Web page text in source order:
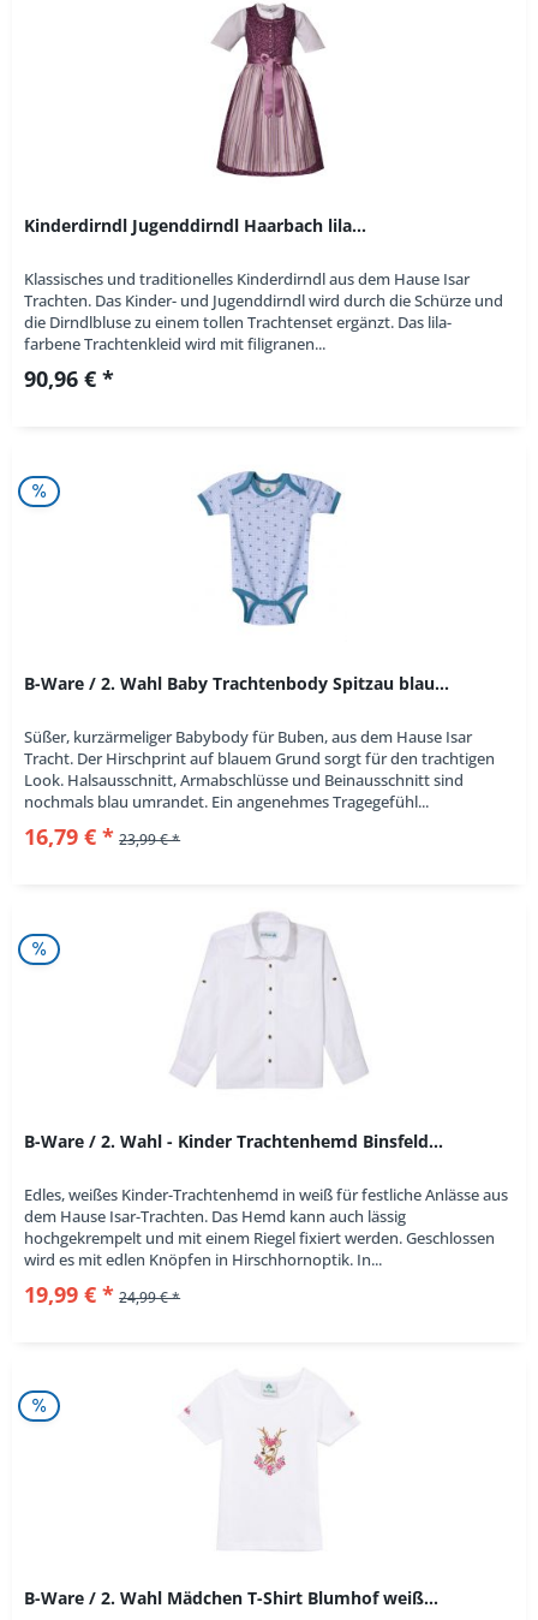
Kinderdirndl Jugenddirndl Haarbach lila...
Klassisches und traditionelles Kinderdirndl aus dem Hause Isar
Trachten. Das Kinder- und Jugenddirndl wird durch die Schürze und
die Dirndlbluse zu einem tollen Trachtenset ergänzt. Das lila-
farbene Trachtenkleid wird mit filigranen...
90,96 € *
B-Ware / 2. Wahl Baby Trachtenbody Spitzau blau...
Süßer, kurzärmeliger Babybody für Buben, aus dem Hause Isar
Tracht. Der Hirschprint auf blauem Grund sorgt für den trachtigen
Look. Halsausschnitt, Armabschlüsse und Beinausschnitt sind
nochmals blau umrandet. Ein angenehmes Tragegefühl...
16,79 € * 23,99 € *
B-Ware / 2. Wahl - Kinder Trachtenhemd Binsfeld...
Edles, weißes Kinder-Trachtenhemd in weiß für festliche Anlässe aus
dem Hause Isar-Trachten. Das Hemd kann auch lässig
hochgekrempelt und mit einem Riegel fixiert werden. Geschlossen
wird es mit edlen Knöpfen in Hirschhornoptik. In...
19,99 € * 24,99 € *
B-Ware / 2. Wahl Mädchen T-Shirt Blumhof weiß...